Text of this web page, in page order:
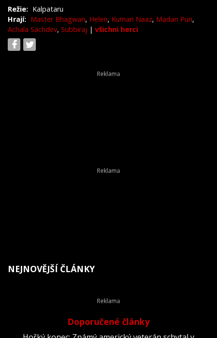
Režie: Kalpataru
Hrají: Master Bhagwan, Helen, Kumari Naaz, Madan Puri,
Achala Sachdev, Subbiraj | všichni herci
NEJNOVĚJŠÍ ČLÁNKY
Doporučené články